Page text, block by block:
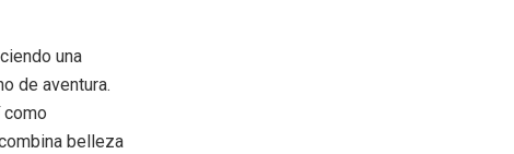
una
de aventura.
como
belleza